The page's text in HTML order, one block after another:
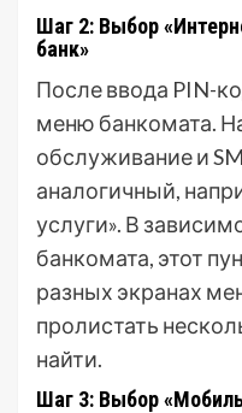
Шаг 2: Выбор
банк»
После ввода PIN-
меню банкомата.
обслуживание и
аналогичный,
услуги». В
банкомата, этот
разных экранах
пролистать
найти.
Шаг 3: Выбор